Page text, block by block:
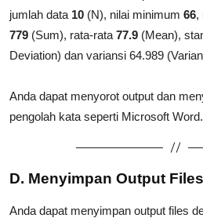
jumlah data 10 (N), nilai minimum 66,
779 (Sum), rata-rata 77.9 (Mean),
Deviation) dan variansi 64.989
Anda dapat menyorot output dan
pengolah kata seperti Microsoft Word.
D. Menyimpan Output
Anda dapat menyimpan output files